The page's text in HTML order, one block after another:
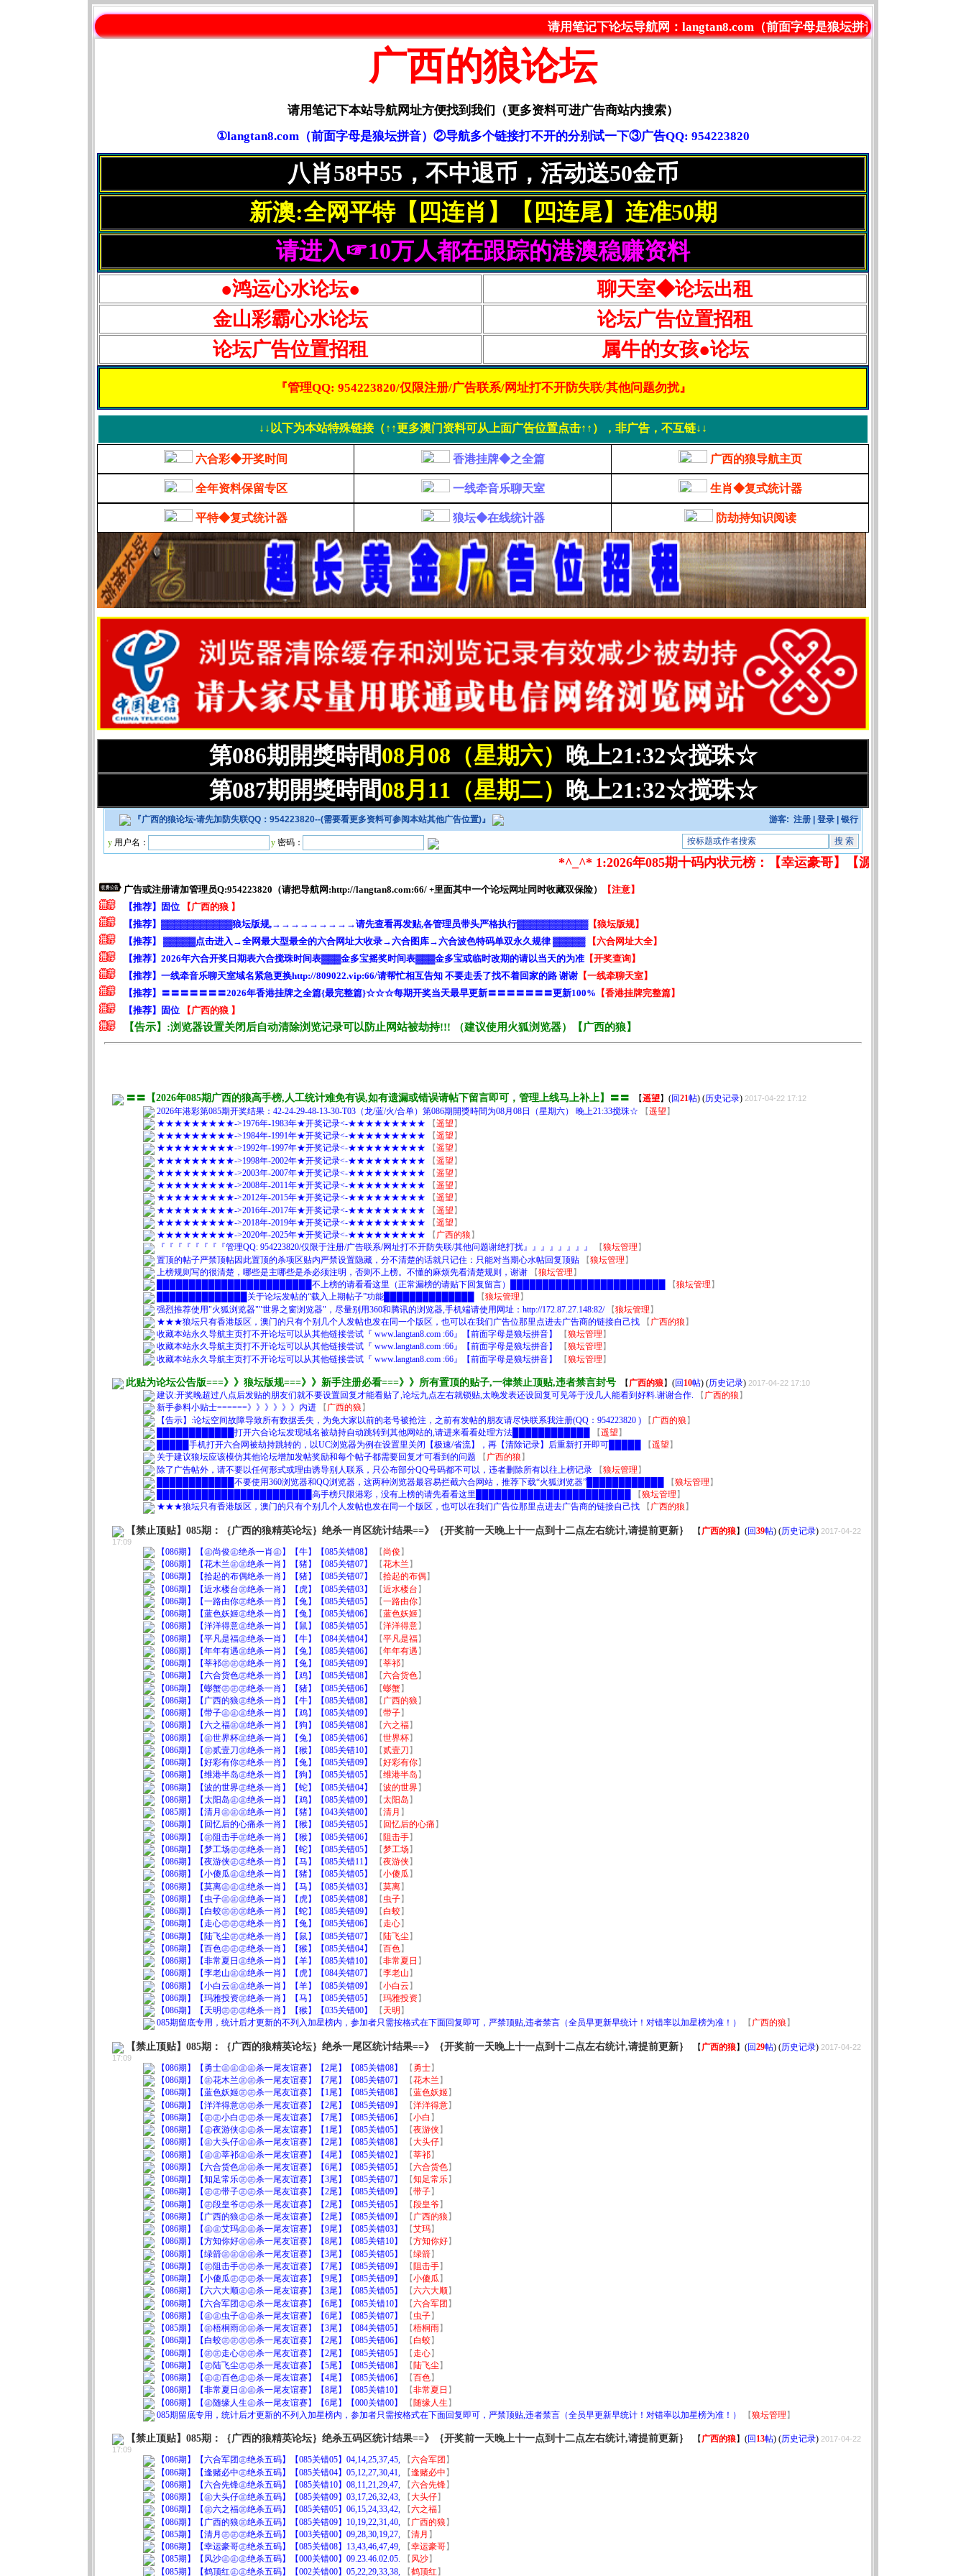
请用笔记下论坛导航网：langtan8.com（前面字母是狼坛拼音）管理QQ: 954223820
广西的狼论坛
请用笔记下本站导航网址方便找到我们（更多资料可进广告商站内搜索）
①langtan8.com（前面字母是狼坛拼音）②导航多个链接打不开的分别试一下③广告QQ: 954223820
八肖58中55，不中退币，活动送50金币
新澳:全网平特【四连肖】【四连尾】连准50期
请进入☞10万人都在跟踪的港澳稳赚资料
●鸿运心水论坛●
聊天室◆论坛出租
金山彩霸心水论坛
论坛广告位置招租
论坛广告位置招租
属牛的女孩●论坛
『管理QQ: 954223820/仅限注册/广告联系/网址打不开防失联/其他问题勿扰』
↓↓以下为本站特殊链接（↑↑更多澳门资料可从上面广告位置点击↑↑），非广告，不互链↓↓
六合彩◆开奖时间 香港挂牌◆之全篇 广西的狼导航主页
全年资料保留专区 一线牵音乐聊天室 生肖◆复式统计器
平特◆复式统计器 狼坛◆在线统计器 防劫持知识阅读
第086期開獎時間08月08（星期六） 晚上21:32☆搅珠☆
第087期開獎時間08月11（星期二） 晚上21:32☆搅珠☆
游客: 注册| 登录| 银行
『广西的狼论坛-请先加防失联QQ：954223820--(需要看更多资料可参阅本站其他广告位置)』
y用户名： y密码：
*^_^* 1:2026年085期十码内状元榜：【幸运豪哥】【源于感恩】【李钟意】【
〓〓【2026年085期广西的狼高手榜,人工统计难免有误,如有遗漏或错误请帖下留言即可，管理上线马上补上】〓〓 【遥望】(回21帖) (历史记录)2017-04-22 17:12
2026年港彩第085期开奖结果：42-24-29-48-13-30-T03（龙/蓝/火/合单）第086期開獎時間为08月08日（星期六） 晚上21:33搅珠☆ 【遥望 】
★★★★★★★★★->1976年-1983年★开奖记录<-★★★★★★★★★
【遥望 】
★★★★★★★★★->1984年-1991年★开奖记录<-★★★★★★★★★
【遥望 】
★★★★★★★★★->1992年-1997年★开奖记录<-★★★★★★★★★
【遥望 】
★★★★★★★★★->1998年-2002年★开奖记录<-★★★★★★★★★
【遥望 】
★★★★★★★★★->2003年-2007年★开奖记录<-★★★★★★★★★
【遥望 】
★★★★★★★★★->2008年-2011年★开奖记录<-★★★★★★★★★
【遥望 】
★★★★★★★★★->2012年-2015年★开奖记录<-★★★★★★★★★
【遥望 】
★★★★★★★★★->2016年-2017年★开奖记录<-★★★★★★★★★
【遥望 】
★★★★★★★★★->2018年-2019年★开奖记录<-★★★★★★★★★
【遥望 】
★★★★★★★★★->2020年-2025年★开奖记录<-★★★★★★★★★
【 广西的狼 】
『『『『『『『『管理QQ: 954223820/仅限于注册/广告联系/网址打不开防失联/其他问题谢绝打扰』』』』』』』』
【狼坛管理 】
置顶的帖子严禁顶帖因此置顶的杀项区贴内严禁设置隐藏，分不清楚的话就只记住：只能对当期心水帖回复顶贴
【狼坛管理 】
上榜规则写的很清楚，哪些是主哪些是杀必须注明，否则不上榜。不懂的麻烦先看清楚规则，谢谢
【狼坛管理 】
████████████████████████不上榜的请看看这里（正常漏榜的请贴下回复留言）████████████████████████
【狼坛管理 】
██████████████关于论坛发帖的“载入上期帖子”功能██████████████
【狼坛管理 】
强烈推荐使用"火狐浏览器""世界之窗浏览器"，尽量别用360和腾讯的浏览器,手机端请使用网址：http://172.87.27.148:82/
【狼坛管理 】
★★★狼坛只有香港版区，澳门的只有个别几个人发帖也发在同一个版区，也可以在我们广告位那里点进去广告商的链接自己找
【 广西的狼 】
收藏本站永久导航主页打不开论坛可以从其他链接尝试『 www.langtan8.com :66』【前面字母是狼坛拼音】
【狼坛管理 】
收藏本站永久导航主页打不开论坛可以从其他链接尝试『 www.langtan8.com :66』【前面字母是狼坛拼音】
【狼坛管理 】
收藏本站永久导航主页打不开论坛可以从其他链接尝试『 www.langtan8.com :66』【前面字母是狼坛拼音】
【狼坛管理 】
此贴为论坛公告版===》》狼坛版规===》》新手注册必看===》》所有置顶的贴子,一律禁止顶贴,违者禁言封号 【广西的狼】(回10帖) (历史记录)2017-04-22 17:10
建议:开奖晚超过八点后发贴的朋友们就不要设置回复才能看贴了,论坛九点左右就锁贴,太晚发表还设回复可见等于没几人能看到好料.谢谢合作. 【 广西的狼 】
新手参料小贴士======》》》》》》内进
【 广西的狼 】
【告示】:论坛空间故障导致所有数据丢失，为免大家以前的老号被抢注，之前有发帖的朋友请尽快联系我注册(QQ：954223820 )
【 广西的狼 】
████████████打开六合论坛发现域名被劫持自动跳转到其他网站的,请进来看看处理方法████████████
【遥望 】
█████手机打开六合网被劫持跳转的，以UC浏览器为例在设置里关闭【极速/省流】，再【清除记录】后重新打开即可█████
【遥望 】
关于建议狼坛应该模仿其他论坛增加发帖奖励和每个帖子都需要回复才可看到的问题
【 广西的狼 】
除了广告帖外，请不要以任何形式或理由诱导别人联系，只公布部分QQ号码都不可以，违者删除所有以往上榜记录
【狼坛管理 】
████████████不要使用360浏览器和QQ浏览器，这两种浏览器最容易拦截六合网站，推荐下载“火狐浏览器”████████████
【狼坛管理 】
████████████████████████高手榜只限港彩，没有上榜的请先看看这里████████████████████████
【狼坛管理 】
★★★狼坛只有香港版区，澳门的只有个别几个人发帖也发在同一个版区，也可以在我们广告位那里点进去广告商的链接自己找
【 广西的狼 】
【禁止顶贴】085期：｛广西的狼精英论坛｝绝杀一肖区统计结果==》｛开奖前一天晚上十一点到十二点左右统计,请提前更新｝ 【广西的狼】(回39帖) (历史记录) 2017-04-22
17:09
【086期】【㊣尚俊㊣绝杀一肖㊣】【牛】【085关错08】 【尚俊 】
【086期】【花木兰㊣㊣绝杀一肖】【猪】【085关错07】
【花木兰 】
【086期】【拾起的布偶绝杀一肖】【猪】【085关错07】
【拾起的布偶】
【086期】【近水楼台㊣绝杀一肖】【虎】【085关错03】
【近水楼台 】
【086期】【一路由你㊣绝杀一肖】【兔】【085关错05】
【一路由你】
【086期】【蓝色妖姬㊣绝杀一肖】【兔】【085关错06】
【蓝色妖姬】
【086期】【洋洋得意㊣绝杀一肖】【鼠】【085关错05】
【洋洋得意】
【086期】【平凡是福㊣绝杀一肖】【牛】【084关错04】
【平凡是福】
【086期】【年年有遇㊣绝杀一肖】【兔】【085关错06】
【年年有遇 】
【086期】【莘祁㊣㊣㊣绝杀一肖】【兔】【085关错09】
【莘祁】
【086期】【六合货色㊣绝杀一肖】【鸡】【085关错08】
【六合货色】
【086期】【蟛蟹㊣㊣㊣绝杀一肖】【猪】【085关错06】
【蟛蟹】
【086期】【广西的狼㊣绝杀一肖】【牛】【085关错08】
【 广西的狼 】
【086期】【带子㊣㊣㊣绝杀一肖】【鸡】【085关错09】
【带子】
【086期】【六之福㊣㊣绝杀一肖】【狗】【085关错08】
【六之福】
【086期】【㊣世界杯㊣绝杀一肖】【兔】【085关错06】
【世界杯】
【086期】【㊣贰壹刀㊣绝杀一肖】【猴】【085关错10】
【贰壹刀 】
【086期】【好彩有你㊣绝杀一肖】【兔】【085关错09】
【好彩有你】
【086期】【维港半岛㊣绝杀一肖】【狗】【085关错05】
【维港半岛 】
【086期】【波的世界㊣绝杀一肖】【蛇】【085关错04】
【波的世界】
【086期】【太阳岛㊣㊣绝杀一肖】【鸡】【085关错09】
【太阳岛 】
【085期】【清月㊣㊣㊣绝杀一肖】【猪】【043关错00】
【清月 】
【086期】【回忆后的心痛杀一肖】【猴】【085关错05】
【 回忆后的心痛 】
【086期】【㊣阻击手㊣绝杀一肖】【猴】【085关错06】
【阻击手】
【086期】【梦工场㊣㊣绝杀一肖】【蛇】【085关错05】
【梦工场】
【086期】【夜游侠㊣㊣绝杀一肖】【马】【085关错11】
【夜游侠】
【086期】【小傻瓜㊣㊣绝杀一肖】【猪】【085关错05】
【小傻瓜 】
【086期】【莫离㊣㊣㊣绝杀一肖】【马】【085关错03】
【莫离】
【086期】【虫子㊣㊣㊣绝杀一肖】【虎】【085关错08】
【 虫子】
【086期】【白蛟㊣㊣㊣绝杀一肖】【蛇】【085关错09】
【白蛟】
【086期】【走心㊣㊣㊣绝杀一肖】【兔】【085关错06】
【 走心】
【086期】【陆飞尘㊣㊣绝杀一肖】【鼠】【085关错07】
【陆飞尘 】
【086期】【百色㊣㊣㊣绝杀一肖】【猴】【085关错04】
【百色】
【086期】【非常夏日㊣绝杀一肖】【羊】【085关错10】
【非常夏日 】
【086期】【李老山㊣㊣绝杀一肖】【虎】【084关错07】
【李老山 】
【086期】【小白云㊣㊣绝杀一肖】【羊】【085关错09】
【小白云】
【086期】【玛雅投资㊣绝杀一肖】【马】【085关错05】
【玛雅投资】
【086期】【天明㊣㊣㊣绝杀一肖】【猴】【035关错00】
【 天明 】
085期留底专用，统计后才更新的不列入加星榜内，参加者只需按格式在下面回复即可，严禁顶贴,违者禁言（全员早更新早统计！对错率以加星榜为准！）
【 广西的狼 】
【禁止顶贴】085期：｛广西的狼精英论坛｝绝杀一尾区统计结果==》｛开奖前一天晚上十一点到十二点左右统计,请提前更新｝ 【广西的狼】(回29帖) (历史记录) 2017-04-22
17:09
【086期】【勇士㊣㊣㊣㊣杀一尾友谊赛】【2尾】【085关错08】 【 勇士】
【086期】【㊣花木兰㊣㊣杀一尾友谊赛】【7尾】【085关错07】
【花木兰 】
【086期】【蓝色妖姬㊣㊣杀一尾友谊赛】【1尾】【085关错08】
【蓝色妖姬】
【086期】【洋洋得意㊣㊣杀一尾友谊赛】【2尾】【085关错09】
【洋洋得意】
【086期】【㊣㊣小白㊣㊣杀一尾友谊赛】【7尾】【085关错06】
【小白 】
【086期】【㊣夜游侠㊣㊣杀一尾友谊赛】【1尾】【085关错05】
【夜游侠】
【086期】【㊣大头仔㊣㊣杀一尾友谊赛】【2尾】【085关错08】
【大头仔】
【086期】【㊣㊣莘祁㊣㊣杀一尾友谊赛】【4尾】【085关错02】
【莘祁】
【086期】【六合货色㊣㊣杀一尾友谊赛】【6尾】【085关错05】
【六合货色】
【086期】【知足常乐㊣㊣杀一尾友谊赛】【3尾】【085关错07】
【知足常乐】
【086期】【㊣㊣带子㊣㊣杀一尾友谊赛】【2尾】【085关错09】
【带子】
【086期】【㊣段皇爷㊣㊣杀一尾友谊赛】【2尾】【085关错05】
【段皇爷】
【086期】【广西的狼㊣㊣杀一尾友谊赛】【2尾】【085关错09】
【 广西的狼 】
【086期】【㊣㊣艾玛㊣㊣杀一尾友谊赛】【9尾】【085关错03】
【艾玛】
【086期】【方知你好㊣㊣杀一尾友谊赛】【8尾】【085关错10】
【方知你好】
【086期】【绿箭㊣㊣㊣㊣杀一尾友谊赛】【3尾】【085关错05】
【绿箭】
【086期】【㊣阻击手㊣㊣杀一尾友谊赛】【7尾】【085关错09】
【阻击手】
【086期】【小傻瓜㊣㊣㊣杀一尾友谊赛】【9尾】【085关错09】
【小傻瓜 】
【086期】【六六大顺㊣㊣杀一尾友谊赛】【3尾】【085关错05】
【六六大顺】
【086期】【六合军团㊣㊣杀一尾友谊赛】【6尾】【085关错10】
【六合军团 】
【086期】【㊣㊣虫子㊣㊣杀一尾友谊赛】【6尾】【085关错07】
【 虫子】
【085期】【㊣梧桐雨㊣㊣杀一尾友谊赛】【3尾】【084关错05】
【梧桐雨】
【086期】【白蛟㊣㊣㊣㊣杀一尾友谊赛】【2尾】【085关错06】
【白蛟】
【086期】【㊣㊣走心㊣㊣杀一尾友谊赛】【2尾】【085关错05】
【 走心】
【086期】【㊣陆飞尘㊣㊣杀一尾友谊赛】【5尾】【085关错08】
【陆飞尘 】
【086期】【㊣㊣百色㊣㊣杀一尾友谊赛】【4尾】【085关错06】
【百色】
【086期】【非常夏日㊣㊣杀一尾友谊赛】【8尾】【085关错10】
【非常夏日 】
【086期】【㊣随缘人生㊣杀一尾友谊赛】【6尾】【000关错00】
【随缘人生 】
085期留底专用，统计后才更新的不列入加星榜内，参加者只需按格式在下面回复即可，严禁顶贴,违者禁言（全员早更新早统计！对错率以加星榜为准！）
【狼坛管理 】
【禁止顶贴】085期：｛广西的狼精英论坛｝绝杀五码区统计结果==》｛开奖前一天晚上十一点到十二点左右统计,请提前更新｝ 【 广西的狼】(回 13帖) (历史记录)2017-04-22
17:09
【086期】【六合军团㊣绝杀五码】【085关错05】04,14,25,37,45, 【六合军团 】
【086期】【逢赌必中㊣绝杀五码】【085关错04】05,12,27,30,41,
【逢赌必中 】
【086期】【六合先锋㊣绝杀五码】【085关错10】08,11,21,29,47,
【六合先锋】
【086期】【㊣大头仔㊣绝杀五码】【085关错09】03,17,26,32,43,
【大头仔】
【086期】【㊣六之福㊣绝杀五码】【085关错05】06,15,24,33,42,
【六之福】
【086期】【广西的狼㊣绝杀五码】【085关错09】10,19,22,31,40,
【 广西的狼 】
【085期】【清月㊣㊣㊣绝杀五码】【003关错00】09,28,30,19,27,
【清月 】
【086期】【幸运豪哥㊣绝杀五码】【085关错08】13,43,46,47,49,
【幸运豪哥】
【085期】【风沙㊣㊣㊣绝杀五码】【000关错00】09.23.46.02.05.
【 风沙】
【085期】【鹤顶红㊣㊣绝杀五码】【002关错00】05,22,29,33,38,
【鹤顶红 】